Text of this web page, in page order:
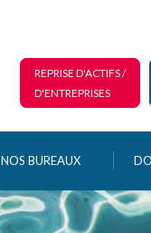
REPRISE D'ACTIFS /
D'ENTREPRISES
NOS BUREAUX